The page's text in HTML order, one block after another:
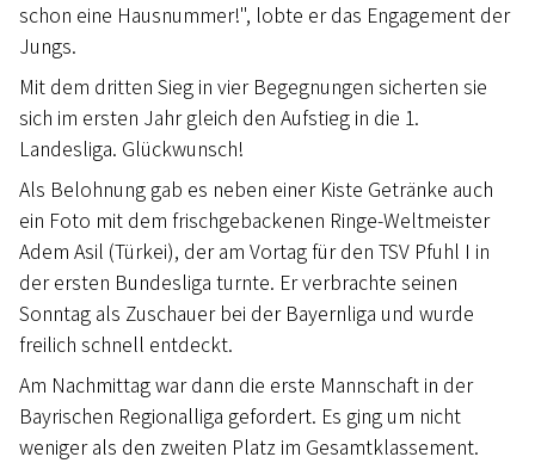
schon eine Hausnummer!", lobte er das Engagement der
Jungs.
Mit dem dritten Sieg in vier Begegnungen sicherten sie
sich im ersten Jahr gleich den Aufstieg in die 1.
Landesliga. Glückwunsch!
Als Belohnung gab es neben einer Kiste Getränke auch
ein Foto mit dem frischgebackenen Ringe-Weltmeister
Adem Asil (Türkei), der am Vortag für den TSV Pfuhl I in
der ersten Bundesliga turnte. Er verbrachte seinen
Sonntag als Zuschauer bei der Bayernliga und wurde
freilich schnell entdeckt.
Am Nachmittag war dann die erste Mannschaft in der
Bayrischen Regionalliga gefordert. Es ging um nicht
weniger als den zweiten Platz im Gesamtklassement.